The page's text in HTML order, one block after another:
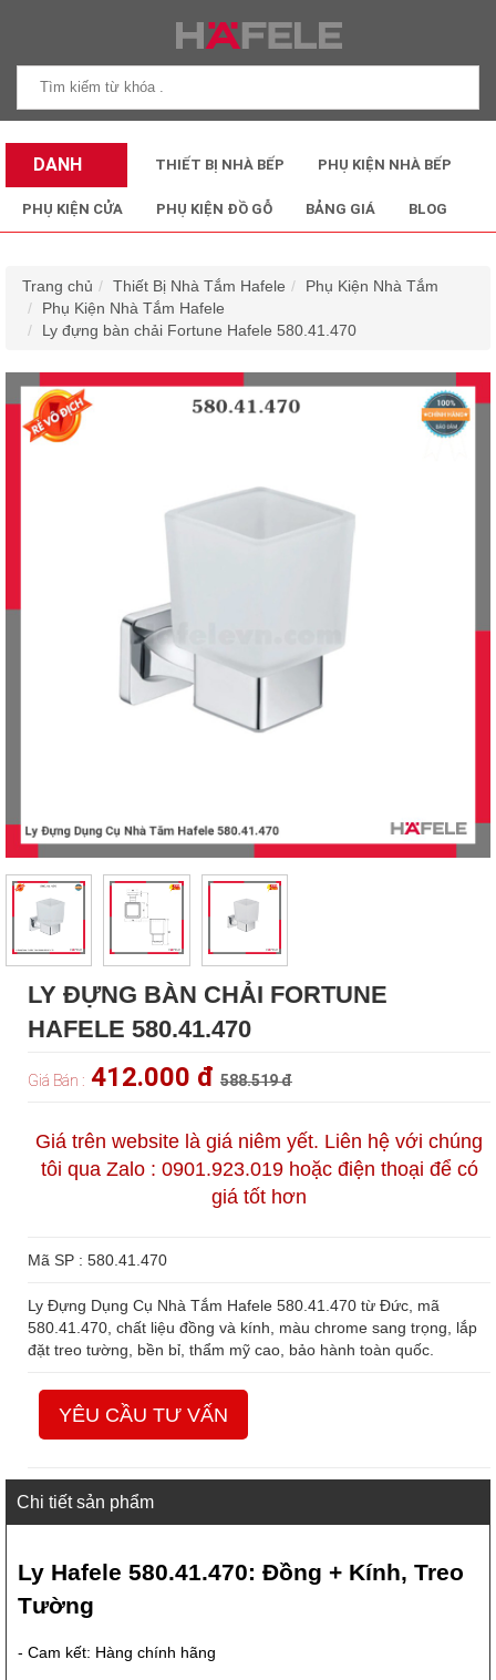
DANH
MỤC SẢN
THIẾT BỊ NHÀ BẾP PHỤ KIỆN NHÀ BẾP
PHỤ KIỆN CỬA PHỤ KIỆN ĐỒ GỖ BẢNG GIÁ BLOG
Trang chủ Thiết Bị Nhà Tắm Hafele
Phụ Kiện Nhà Tắm
Phụ Kiện Nhà Tắm Hafele
Ly đựng bàn chải Fortune Hafele 580.41.470
LY ĐỰNG BÀN CHẢI FORTUNE
HAFELE 580.41.470
Giá Bán : 412.000 đ 588.519 đ
Giá trên website là giá niêm yết. Liên hệ với chúng
tôi qua Zalo : 0901.923.019 hoặc điện thoại để có
giá tốt hơn
Mã SP : 580.41.470
Ly Đựng Dụng Cụ Nhà Tắm Hafele 580.41.470 từ Đức, mã
580.41.470, chất liệu đồng và kính, màu chrome sang trọng, lắp
đặt treo tường, bền bỉ, thẩm mỹ cao, bảo hành toàn quốc.
YÊU CẦU TƯ VẤN
Chi tiết sản phẩm
Ly Hafele 580.41.470: Đồng + Kính, Treo
Tường
- Cam kết: Hàng chính hãng